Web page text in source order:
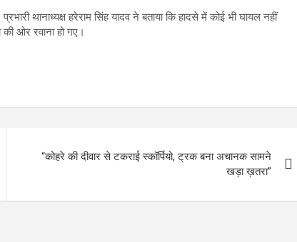
थानाध्यक्ष हरेराम सिंह यादव ने बताया कि हादसे में कोई भी घायल नहीं
ओर रवाना हो गए।
“कोहरे की दीवार से टकराई स्कॉर्पियो, ट्रक बना अचानक सामने
खड़ा ख़तरा”